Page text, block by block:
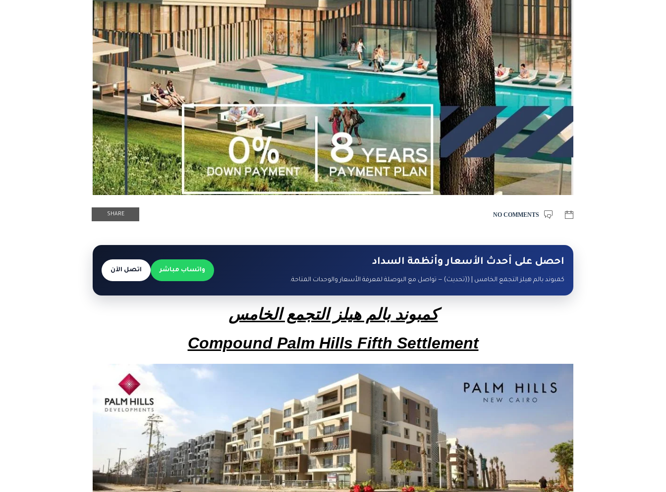
NO COMMENTS
SHARE
احصل على أحدث الأسعار وأنظمة السداد
كمبوند بالم هيلز التجمع الخامس | ((تحديث) — تواصل مع البوصلة لمعرفة الأسعار والوحدات المتاحة.
واتساب مباشر اتصل الآن
كمبوند بالم هيلز التجمع الخامس
Compound Palm Hills Fifth Settlement